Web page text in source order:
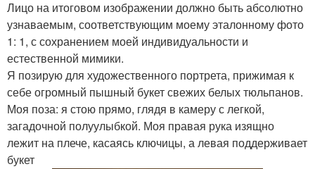
Лицо на итоговом изображении должно быть абсолютно
узнаваемым, соответствующим моему эталонному фото
1: 1, с сохранением моей индивидуальности и
естественной мимики.
Я позирую для художественного портрета, прижимая к
себе огромный пышный букет свежих белых тюльпанов.
Моя поза: я стою прямо, глядя в камеру с легкой,
загадочной полуулыбкой. Моя правая рука изящно
лежит на плече, касаясь ключицы, а левая поддерживает
букет